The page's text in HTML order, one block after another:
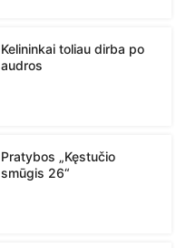
Kelininkai toliau dirba po
audros
Pratybos „Kęstučio
smūgis 26“